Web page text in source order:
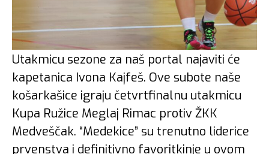
Utakmicu sezone za naš portal najaviti će
kapetanica Ivona Kajfeš. Ove subote naše
košarkašice igraju četvrtfinalnu utakmicu
Kupa Ružice Meglaj Rimac protiv ŽKK
Medveščak. “Medekice” su trenutno liderice
prvenstva i definitivno favoritkinje u ovom